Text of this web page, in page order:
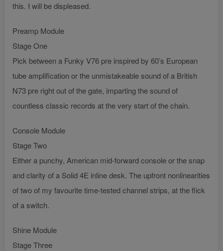
this. I will be displeased.
Preamp Module
Stage One
Pick between a Funky V76 pre inspired by 60’s European
tube amplification or the unmistakeable sound of a British
N73 pre right out of the gate, imparting the sound of
countless classic records at the very start of the chain.
Console Module
Stage Two
Either a punchy, American mid-forward console or the snap
and clarity of a Solid 4E inline desk. The upfront nonlinearities
of two of my favourite time-tested channel strips, at the flick
of a switch.
Shine Module
Stage Three